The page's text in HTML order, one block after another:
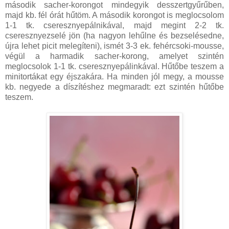
második sacher-korongot mindegyik desszertgyűrűben,
majd kb. fél órát hűtöm. A második korongot is meglocsolom
1-1 tk. cseresznyepálnikával, majd megint 2-2 tk.
cseresznyezselé jön (ha nagyon lehűlne és bezselésedne,
újra lehet picit melegíteni), ismét 3-3 ek. fehércsoki-mousse,
végül a harmadik sacher-korong, amelyet szintén
meglocsolok 1-1 tk. cseresznyepálinkával. Hűtőbe teszem a
minitortákat egy éjszakára. Ha minden jól megy, a mousse
kb. negyede a díszítéshez megmaradt: ezt szintén hűtőbe
teszem.